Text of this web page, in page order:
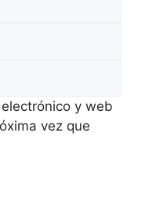
y web
vez que